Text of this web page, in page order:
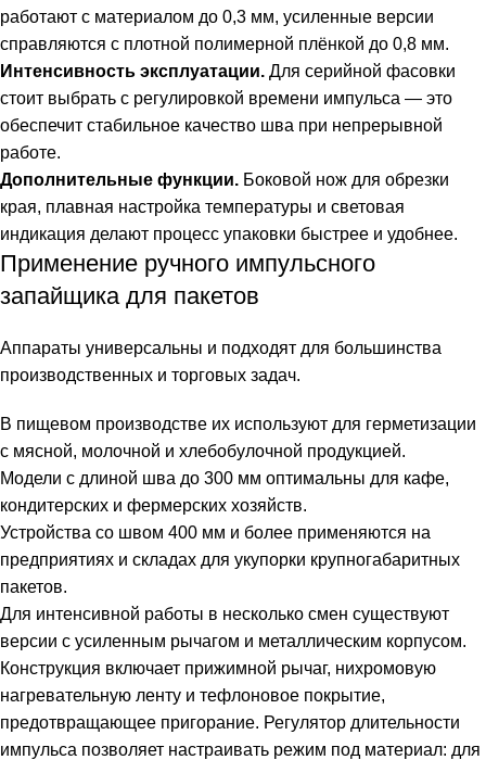
работают с материалом до 0,3 мм, усиленные версии
справляются с плотной полимерной плёнкой до 0,8 мм.
Интенсивность эксплуатации. Для серийной фасовки
стоит выбрать с регулировкой времени импульса — это
обеспечит стабильное качество шва при непрерывной
работе.
Дополнительные функции. Боковой нож для обрезки
края, плавная настройка температуры и световая
индикация делают процесс упаковки быстрее и удобнее.
Применение ручного импульсного
запайщика для пакетов
Аппараты универсальны и подходят для большинства
производственных и торговых задач.
В пищевом производстве их используют для герметизации
с мясной, молочной и хлебобулочной продукцией.
Модели с длиной шва до 300 мм оптимальны для кафе,
кондитерских и фермерских хозяйств.
Устройства со швом 400 мм и более применяются на
предприятиях и складах для укупорки крупногабаритных
пакетов.
Для интенсивной работы в несколько смен существуют
версии с усиленным рычагом и металлическим корпусом.
Конструкция включает прижимной рычаг, нихромовую
нагревательную ленту и тефлоновое покрытие,
предотвращающее пригорание. Регулятор длительности
импульса позволяет настраивать режим под материал: для